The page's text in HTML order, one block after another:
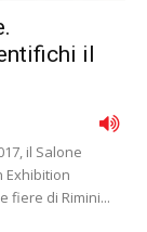
il
il Salone
Exhibition
fiere di Rimini...